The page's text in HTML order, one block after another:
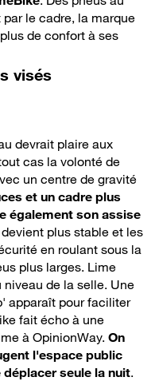
le cadre, la marque
de confort à ses
visés
devrait plaire aux
cas la volonté de
un centre de gravité
et un cadre plus
également son assise
plus stable et les
en roulant sous la
plus larges. Lime
de la selle. Une
apparaît pour faciliter
fait écho à une
à OpinionWay. On
l'espace public
seule la nuit.